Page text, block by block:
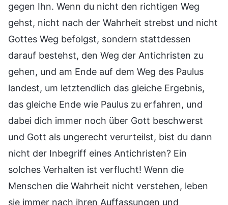
gegen Ihn. Wenn du nicht den richtigen Weg
gehst, nicht nach der Wahrheit strebst und nicht
Gottes Weg befolgst, sondern stattdessen
darauf bestehst, den Weg der Antichristen zu
gehen, und am Ende auf dem Weg des Paulus
landest, um letztendlich das gleiche Ergebnis,
das gleiche Ende wie Paulus zu erfahren, und
dabei dich immer noch über Gott beschwerst
und Gott als ungerecht verurteilst, bist du dann
nicht der Inbegriff eines Antichristen? Ein
solches Verhalten ist verflucht! Wenn die
Menschen die Wahrheit nicht verstehen, leben
sie immer nach ihren Auffassungen und